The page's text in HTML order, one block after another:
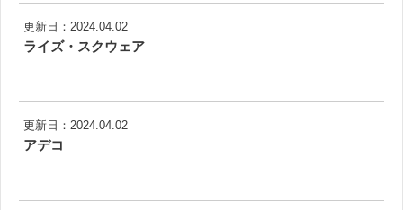
更新日：2024.04.02
ライズ・スクウェア
更新日：2024.04.02
アデコ